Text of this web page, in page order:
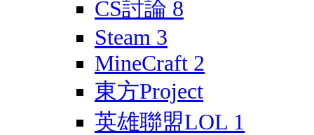
CS討論 8
Steam 3
MineCraft 2
東方Project
英雄聯盟LOL 1